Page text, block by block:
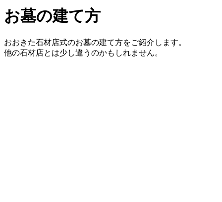
お墓の建て方
おおきた石材店式のお墓の建て方をご紹介します。
他の石材店とは少し違うのかもしれません。